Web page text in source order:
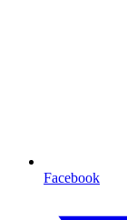
Facebook